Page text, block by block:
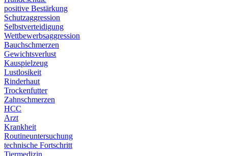
positive Bestärkung
Schutzaggression
Selbstverteidigung
Wettbewerbsaggression
Bauchschmerzen
Gewichtsverlust
Kauspielzeug
Lustlosikeit
Rinderhaut
Trockenfutter
Zahnschmerzen
HCC
Arzt
Krankheit
Routineuntersuchung
technische Fortschritt
Tiermedizin